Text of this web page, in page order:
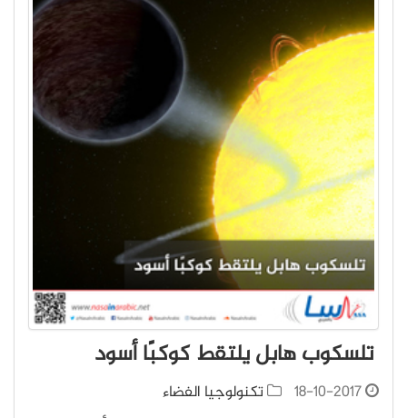
تلسكوب هابل يلتقط كوكبًا أسود
18-10-2017
تكنولوجيا الفضاء